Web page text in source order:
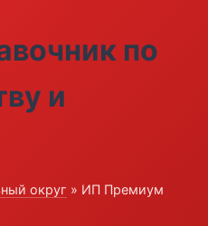
по
и
округ » ИП Премиум